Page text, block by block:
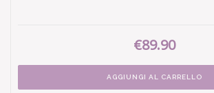
€89.90
AGGIUNGI AL CARRELLO